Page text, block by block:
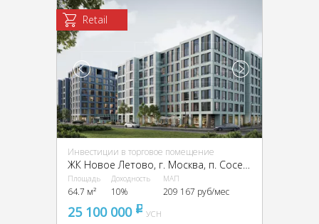
Retail
Инвестиции в торговое помещение
ЖК Новое Летово, г. Москва, п. Сосенское, квартал № 82, ЖК Новое Летово, к2
Площадь
64.7 м²
Доходность
10%
МАП
209 167 руб/мес
25 100 000 pуб
УСН